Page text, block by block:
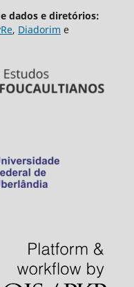
dados e diretórios:
, Diadorim e